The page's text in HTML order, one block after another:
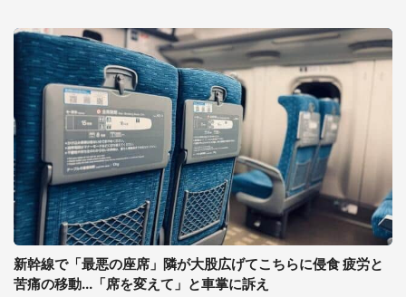
新幹線で「最悪の座席」隣が大股広げてこちらに侵食 疲労と
苦痛の移動...「席を変えて」と車掌に訴え